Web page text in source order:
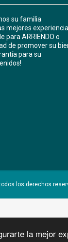
la mejor
su familia
mejores
para ARRIENDO o
de promover su
para su
los derechos